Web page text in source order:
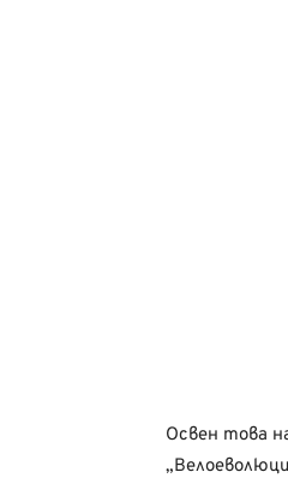
Освен това